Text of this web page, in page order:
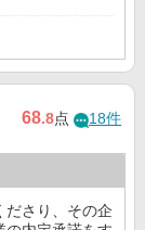
68.8点 18件
ださり、その企